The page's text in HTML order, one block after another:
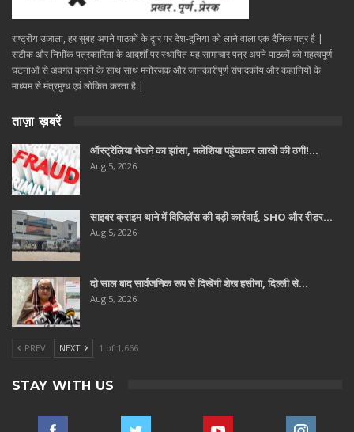
राष्ट्रीय उजाला, हर सुबह अपने पाठकों के दॄार पर देश-दुनिया को लाने वाला एक दैनिक पत्र है |
सटीक और निभींक पत्रकारिता के आदर्शों पर स्थापित यह सामाचार पत्र अपने पाठकों को महत्वपूर्ण
घटनाओं से अवगत कराने के साथ साथ मनोरंजक और जानकारीपूर्ण संपादकीय और कहानियों के
माध्यम से मंत्रमुग्ध एवं लोकित करता है |
ताज़ा ख़बरें
ऑस्ट्रेलिया भेजने का झांसा, मलेशिया पहुंचाकर लाखों की ठगी!…
Aug 5, 2026
साइबर क्राइम थाने में विजिलेंस की बड़ी कार्रवाई, SHO और रीडर…
Aug 5, 2026
दो साल बाद सार्वजनिक रूप से दिखेंगी शेख हसीना, दिल्ली से…
Aug 5, 2026
PREV NEXT 1 of 1,666
STAY WITH US